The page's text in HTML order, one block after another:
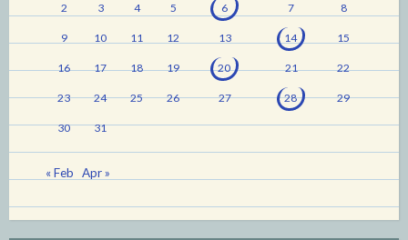
2 3 4 5 6 7 8
9 10 11 12 13 14 15
16 17 18 19 20 21 22
23 24 25 26 27 28 29
30 31
« Feb Apr »